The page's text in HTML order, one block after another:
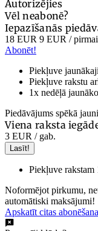
Autorizējies
Vēl neabonē?
Iepazīšanās
18 EUR 9 EUR /
Abonēt!
Piekļuve
Piekļuve rakstu
1x nedēļā
Piedāvājums spēkā
Viena raksta
3 EUR / gab.
Lasīt!
Piekļuve rakstam
Noformējot pirkumu,
automātiski maksājumi!
Apskatīt citas